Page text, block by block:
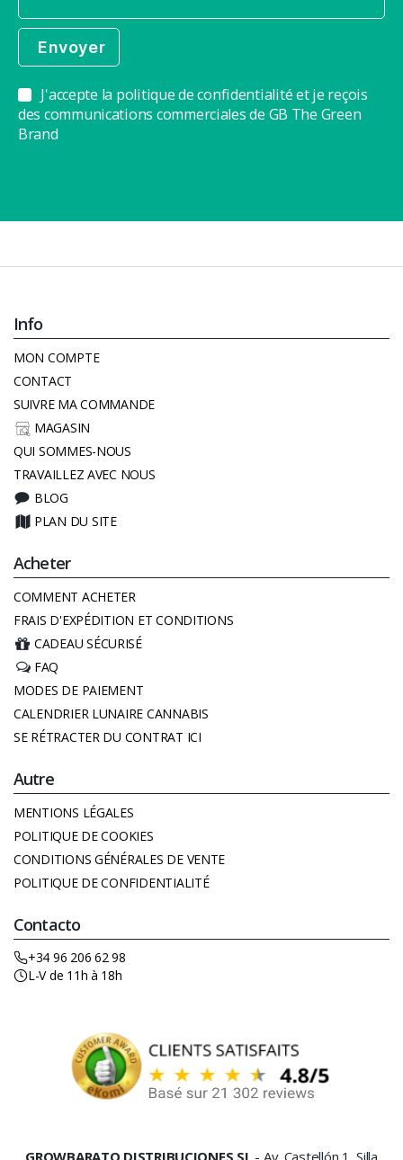
J'accepte la politique de confidentialité et je reçois
des communications commerciales de GB The Green
Brand
Info
MON COMPTE
CONTACT
SUIVRE MA COMMANDE
MAGASIN
QUI SOMMES-NOUS
TRAVAILLEZ AVEC NOUS
BLOG
PLAN DU SITE
Acheter
COMMENT ACHETER
FRAIS D'EXPÉDITION ET CONDITIONS
CADEAU SÉCURISÉ
FAQ
MODES DE PAIEMENT
CALENDRIER LUNAIRE CANNABIS
SE RÉTRACTER DU CONTRAT ICI
Autre
MENTIONS LÉGALES
POLITIQUE DE COOKIES
CONDITIONS GÉNÉRALES DE VENTE
POLITIQUE DE CONFIDENTIALITÉ
Contacto
+34 96 206 62 98
L-V de 11h à 18h